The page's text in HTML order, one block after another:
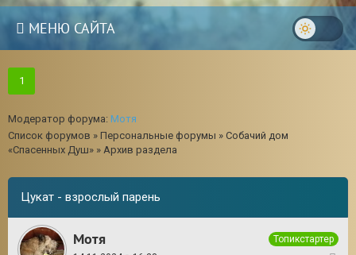
МЕНЮ САЙТА
1
Модератор форума: Мотя
Список форумов » Персональные форумы » Собачий дом
«Спасенных Душ» » Архив раздела
Цукат - взрослый парень
Мотя
Топикстартер